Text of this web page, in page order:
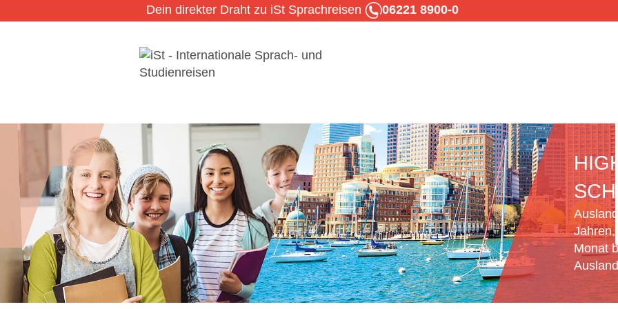
Dein direkter Draht zu iSt Sprachreisen 06221 8900-0
Jahren,
Monat